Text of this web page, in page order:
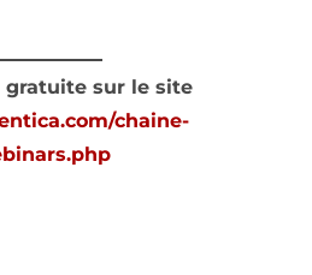
gratuite sur le site
chaine-